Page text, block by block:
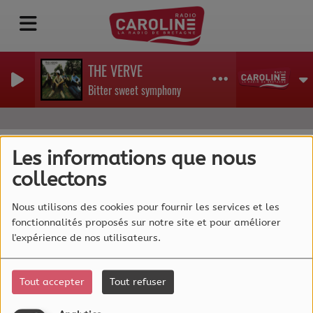
Les informations que nous
collectons
Nous utilisons des cookies pour fournir les services et les
fonctionnalités proposés sur notre site et pour améliorer
l'expérience de nos utilisateurs.
Tout accepter Tout refuser
THE VERVE
Bitter sweet symphony